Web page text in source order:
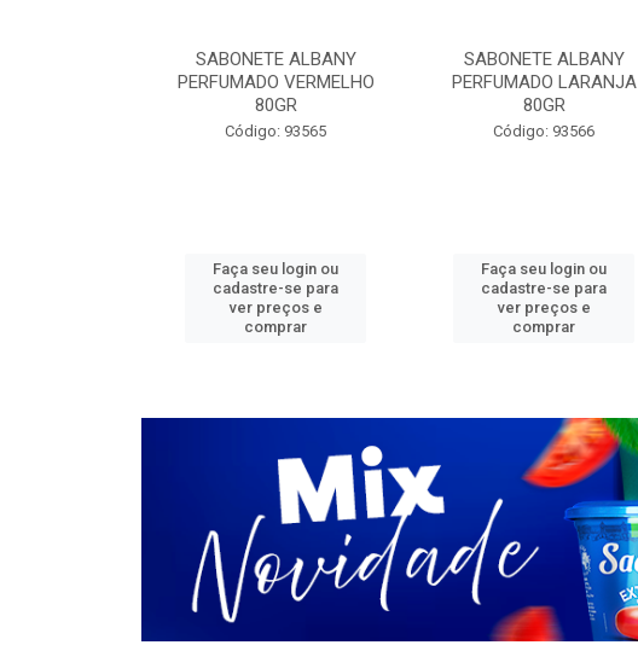
SABONETE ALBANY
PERFUMADO VERMELHO
80GR
Código: 93565
Faça seu login ou
cadastre-se para
ver preços e
comprar
SABONETE ALBANY
PERFUMADO LARANJA
80GR
Código: 93566
Faça seu login ou
cadastre-se para
ver preços e
comprar